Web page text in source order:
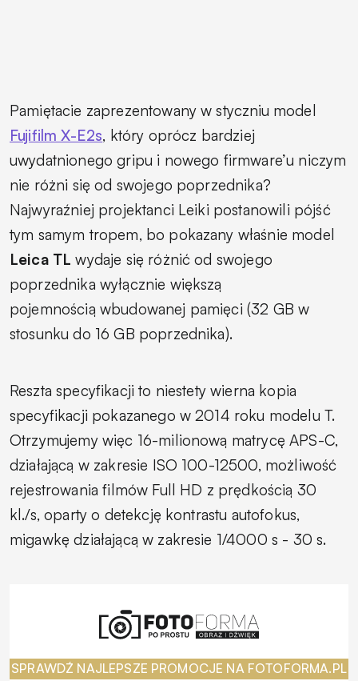
Pamiętacie zaprezentowany w styczniu model
Fujifilm X-E2s, który oprócz bardziej
uwydatnionego gripu i nowego firmware’u niczym
nie różni się od swojego poprzednika?
Najwyraźniej projektanci Leiki postanowili pójść
tym samym tropem, bo pokazany właśnie model
Leica TL wydaje się różnić od swojego
poprzednika wyłącznie większą
pojemnością wbudowanej pamięci (32 GB w
stosunku do 16 GB poprzednika).
Reszta specyfikacji to niestety wierna kopia
specyfikacji pokazanego w 2014 roku modelu T.
Otrzymujemy więc 16-milionową matrycę APS-C,
działającą w zakresie ISO 100-12500, możliwość
rejestrowania filmów Full HD z prędkością 30
kl./s, oparty o detekcję kontrastu autofokus,
migawkę działającą w zakresie 1/4000 s - 30 s.
SPRAWDŹ NAJLEPSZE PROMOCJE NA FOTOFORMA.PL